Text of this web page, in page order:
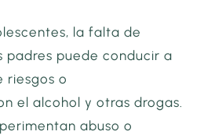
la falta de
padres puede conducir a
riesgos o
el alcohol y otras drogas.
abuso o